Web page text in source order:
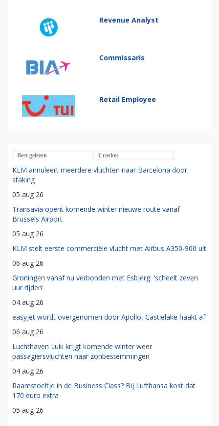
Revenue Analyst
Commissaris
Retail Employee
Best gelezen Crashes
KLM annuleert meerdere vluchten naar Barcelona door
staking
05 aug 26
Transavia opent komende winter nieuwe route vanaf
Brussels Airport
05 aug 26
KLM stelt eerste commerciële vlucht met Airbus A350-900 uit
06 aug 26
Groningen vanaf nu verbonden met Esbjerg: 'scheelt zeven
uur rijden'
04 aug 26
easyJet wordt overgenomen door Apollo, Castlelake haakt af
06 aug 26
Luchthaven Luik krijgt komende winter weer
passagiersvluchten naar zonbestemmingen
04 aug 26
Raamstoeltje in de Business Class? Bij Lufthansa kost dat
170 euro extra
05 aug 26